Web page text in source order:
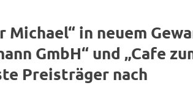
Michael“ in neuem
GmbH“ und „Cafe
Preisträger nach